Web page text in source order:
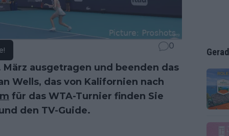
0
ausgetragen und beenden das
Wells, das von Kalifornien nach
für das WTA-Turnier finden Sie
den TV-Guide.